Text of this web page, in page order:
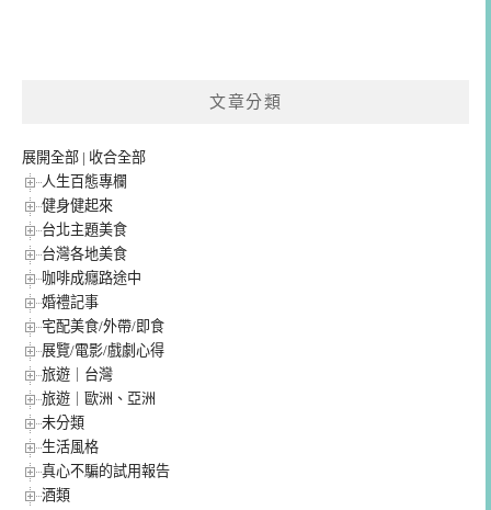
文章分類
展開全部 | 收合全部
人生百態專欄
健身健起來
台北主題美食
台灣各地美食
咖啡成癮路途中
婚禮記事
宅配美食/外帶/即食
展覽/電影/戲劇心得
旅遊｜台灣
旅遊｜歐洲、亞洲
未分類
生活風格
真心不騙的試用報告
酒類